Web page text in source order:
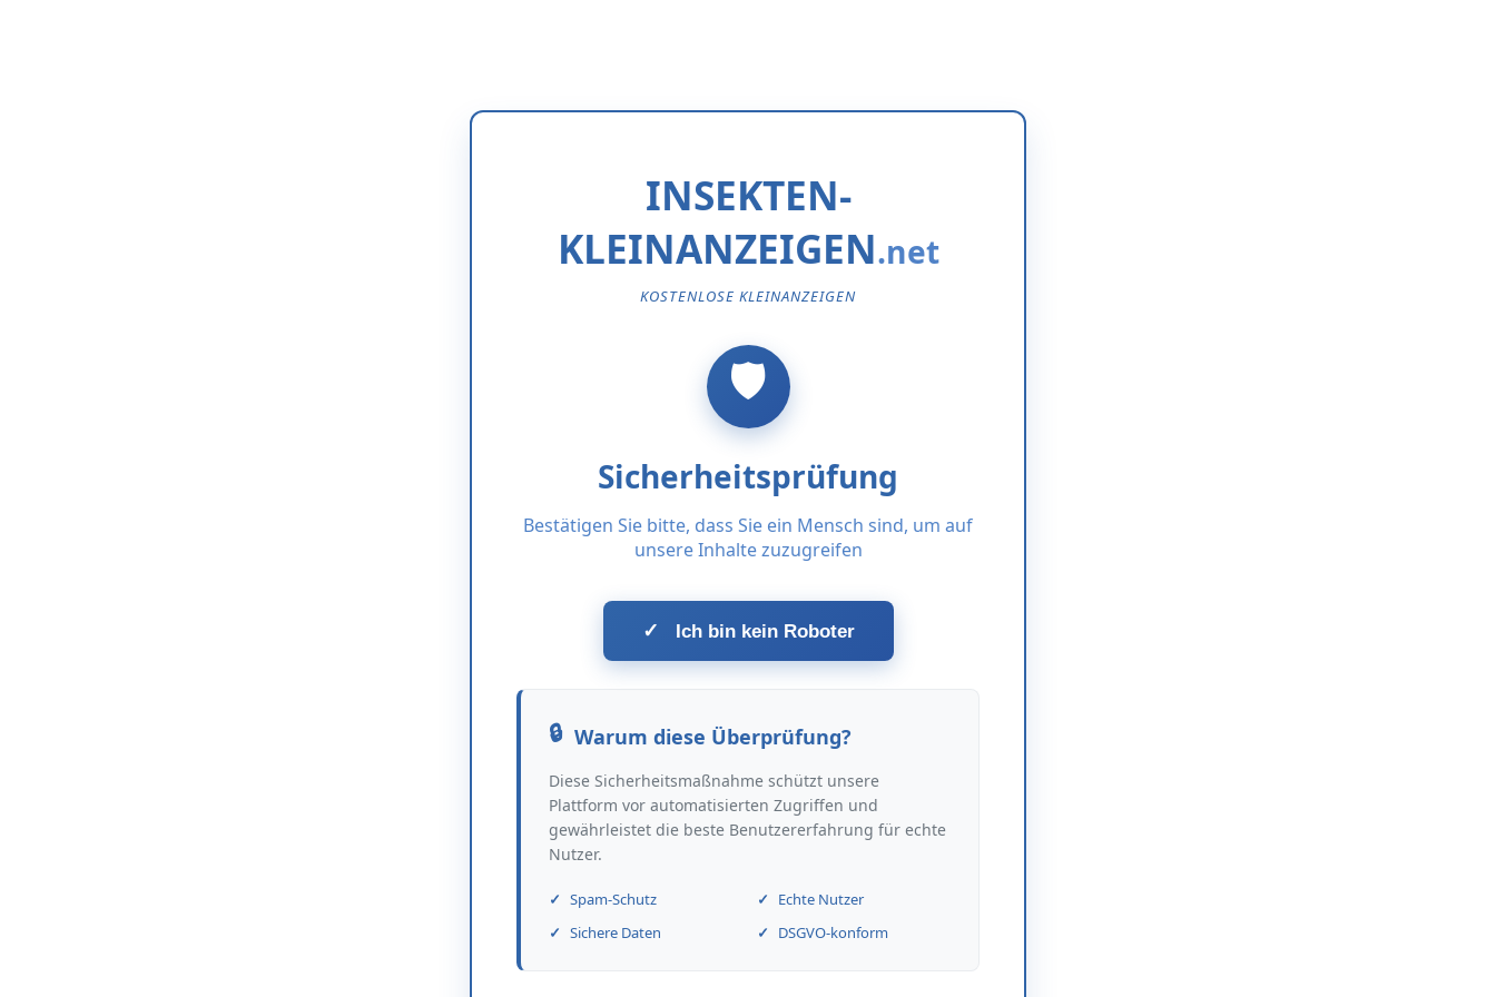
INSEKTEN-
KLEINANZEIGEN
KOSTENLOSE KLEINANZEIGEN
Sicherheitsprüfung
Bestätigen Sie bitte, dass Sie ein Mensch sind, um auf
unsere Inhalte zuzugreifen
✓ Ich bin kein Roboter
Warum diese Überprüfung?
Diese Sicherheitsmaßnahme schützt unsere
Plattform vor automatisierten Zugriffen und
gewährleistet die beste Benutzererfahrung für echte
Nutzer.
Spam-Schutz
Echte Nutzer
Sichere Daten
DSGVO-konform